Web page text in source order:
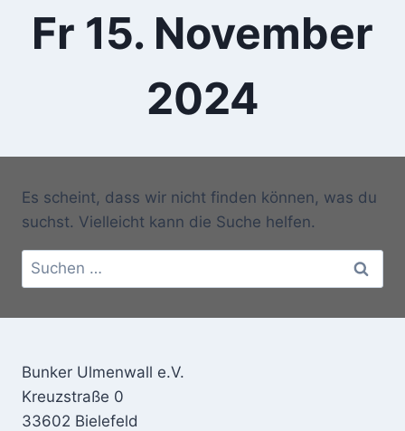
Fr 15. November
2024
Es scheint, dass wir nicht finden können, was du
suchst. Vielleicht kann die Suche helfen.
Suchen
nach:
Bunker Ulmenwall e.V.
Kreuzstraße 0
33602 Bielefeld